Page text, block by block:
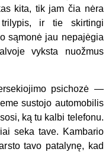
kita, tik jam čia nėra
ir tie skirtingi
sąmonė jau nepajėgia
vyksta nuožmus
psichozė —
sustojo automobilis
ką tu kalbi telefonu.
seka tave. Kambario
tavo patalynę, kad